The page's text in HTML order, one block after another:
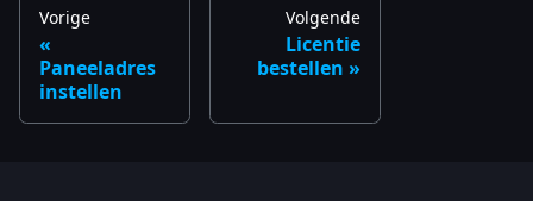
Vorige
Paneeladres
instellen
Volgende
Licentie
bestellen